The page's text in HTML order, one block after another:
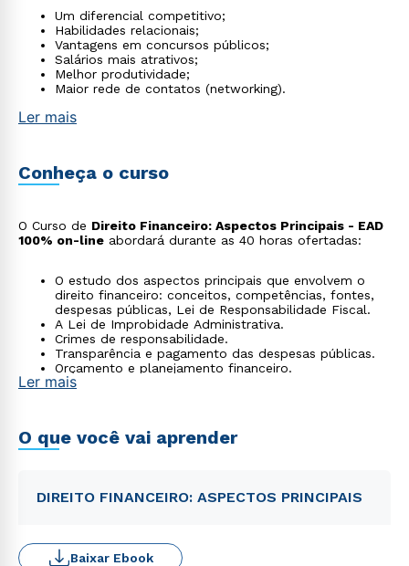
Um diferencial competitivo;
Habilidades relacionais;
Vantagens em concursos públicos;
Salários mais atrativos;
Melhor produtividade;
Maior rede de contatos (networking).
Ler mais
Conheça o curso
O Curso de Direito Financeiro: Aspectos Principais - EAD
100% on-line abordará durante as 40 horas ofertadas:
O estudo dos aspectos principais que envolvem o
direito financeiro: conceitos, competências, fontes,
despesas públicas, Lei de Responsabilidade Fiscal.
A Lei de Improbidade Administrativa.
Crimes de responsabilidade.
Transparência e pagamento das despesas públicas.
Orçamento e planejamento financeiro.
Receitas públicas.
Ler mais
O que você vai aprender
DIREITO FINANCEIRO: ASPECTOS PRINCIPAIS
Baixar Ebook